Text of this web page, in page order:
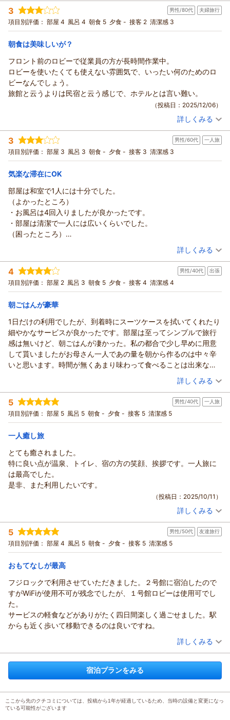
宿泊時期： 2025年12月宿泊 (一人旅)
投稿者： かずヒットさん
宿泊プラン： 洋シングル素泊り【超コンパクト】快適Wifi ビジネスにリゾー
トに
シングル 食事なし
宿泊価格帯： 14,001～15,000円(大人一人あたり/税込)
3 男性/80代 夫婦旅行
項目別評価： 部屋 4 風呂 4 朝食 5 夕食 - 接客 2 清潔感 3
朝食は美味しいが？
フロント前のロビーで従業員の方が長時間作業中。
ロビーを使いたくても使えない雰囲気で、いったい何のためのロ
ビーなんでしょう。
旅館と云うよりは民宿と云う感じで、ホテルとは言い難い。
（投稿日：2025/12/06）
投稿者： マサヒデさん(男性/80代)
宿泊プラン： 【広川は今年で90周年】源泉かけ流しの湯！ボリューム満足朝
食味自慢付き
和室 朝のみ
宿泊価格帯： 9,001～10,000円(大人一人あたり/税込)
詳しくみる
3 男性/60代 一人旅
項目別評価： 部屋 3 風呂 3 朝食 - 夕食 - 接客 3 清潔感 3
気楽な滞在にOK
部屋は和室で1人には十分でした。
（よかったところ）
・お風呂は4回入りましたが良かったです。
・部屋は清潔で一人には広いくらいでした。
（困ったところ）
・浴衣も有料。お水はロビーから持って行くけど手を洗ってか
ちょっとフレンドリーではない気がしました。
・9000円オーバーは若干高い気がします。
インバウンドの影響なのでしょうか？
（投稿日：2025/11/25）
宿泊時期： 2025年11月宿泊 (一人旅)
投稿者： Jさん(男性/60代)
宿泊プラン： 【広川は今年で90周年】素泊まりエコノミー 源泉かけ流しの
湯 ☆ビジネスにリゾートに☆
和室 食事なし
宿泊価格帯： 9,001～10,000円(大人一人あたり/税込)
詳しくみる
4 男性/40代 出張
項目別評価： 部屋 2 風呂 3 朝食 5 夕食 - 接客 4 清潔感 4
朝ごはんが豪華
1日だけの利用でしたが、到着時にスーツケースを拭いてくれたり
細やかなサービスが良かったです。部屋は至ってシンプルで旅行
感は無いけど、朝ごはんが凄かった。私の都合で少し早めに用意
して貰いましたがお母さん一人であの量を朝から作るのは中々辛
いと思います。時間が無くあまり味わって食べることは出来なか
ったが、もし次回伺うことが有ればゆっつくと味わって食べたい
（投稿日：2025/11/03）
宿泊時期： 2025年10月宿泊 (出張)
投稿者： 世古さん
宿泊プラン： 洋シングル超コンパクト【源泉かけ流しの湯】味自慢朝食付
夜はカランコロンと駅ナカ繁華街へ
シングル 朝のみ
宿泊価格帯：
詳しくみる
5 男性/40代 一人旅
項目別評価： 部屋 5 風呂 5 朝食 - 夕食 - 接客 5 清潔感 5
一人癒し旅
とても癒されました。
特に良い点が温泉、トイレ、宿の方の笑顔、挨拶です。一人旅に
は最高でした。
是非、また利用したいです。
（投稿日：2025/10/11）
投稿者： river500さん(男性/40代)
宿泊プラン： 【広川は今年で90周年】素泊まりエコノミー 源泉かけ流しの
湯 ☆ビジネスにリゾートに☆
和室 食事なし
宿泊価格帯： 8,001～9,000円(大人一人あたり/税込)
詳しくみる
5 男性/50代 友達旅行
項目別評価： 部屋 4 風呂 5 朝食 - 夕食 - 接客 5 清潔感 5
おもてなしが最高
フジロックで利用させていただきました。２号館に宿泊したので
すがWiFiが使用不可が残念でしたが、１号館ロビーは使用可でし
た。
サービスの軽食などがありがたく四日間楽しく過ごせました。駅
からも近く歩いて移動できるのは良いですね。
（投稿日：2025/09/24）
宿泊時期： 2025年07月宿泊 (友達旅行)
投稿者： 9283さん(男性/50代)
別館プラン【インアウト特別時間】ゆっくりしていがっしゃ
い 素泊まり【別館】
宿泊価格帯： 10,001～11,000円(大人一人あたり/税込)
詳しくみる
宿泊プランをみる
ここから先のクチコミについては、投稿から1年が経過しているため、当時の設備と変更になっ
ている可能性がございます